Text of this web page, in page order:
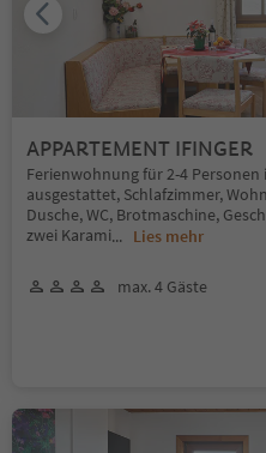
APPARTEMENT IFINGER
Ferienwohnung für 2-4
ausgestattet, Schlafzimmer,
Dusche, WC, Brotmaschine,
zwei Karami... Lies mehr
max. 4 Gäste